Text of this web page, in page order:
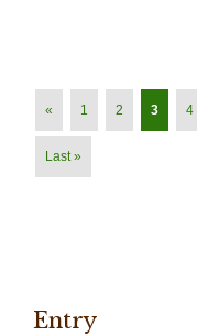
« 1 2 3 4
Last »
Entry